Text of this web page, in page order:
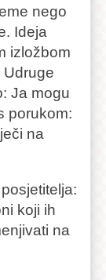
nego
Ideja
izložbom
Udruge
Ja mogu
porukom:
na
koji ih
na